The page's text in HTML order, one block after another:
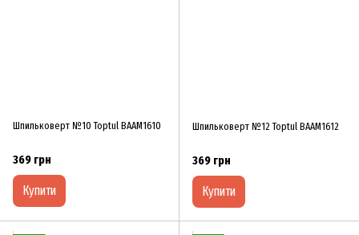
Шпильковерт №10 Toptul BAAM1610
369 грн
Купити
Шпильковерт №12 Toptul BAAM1612
369 грн
Купити